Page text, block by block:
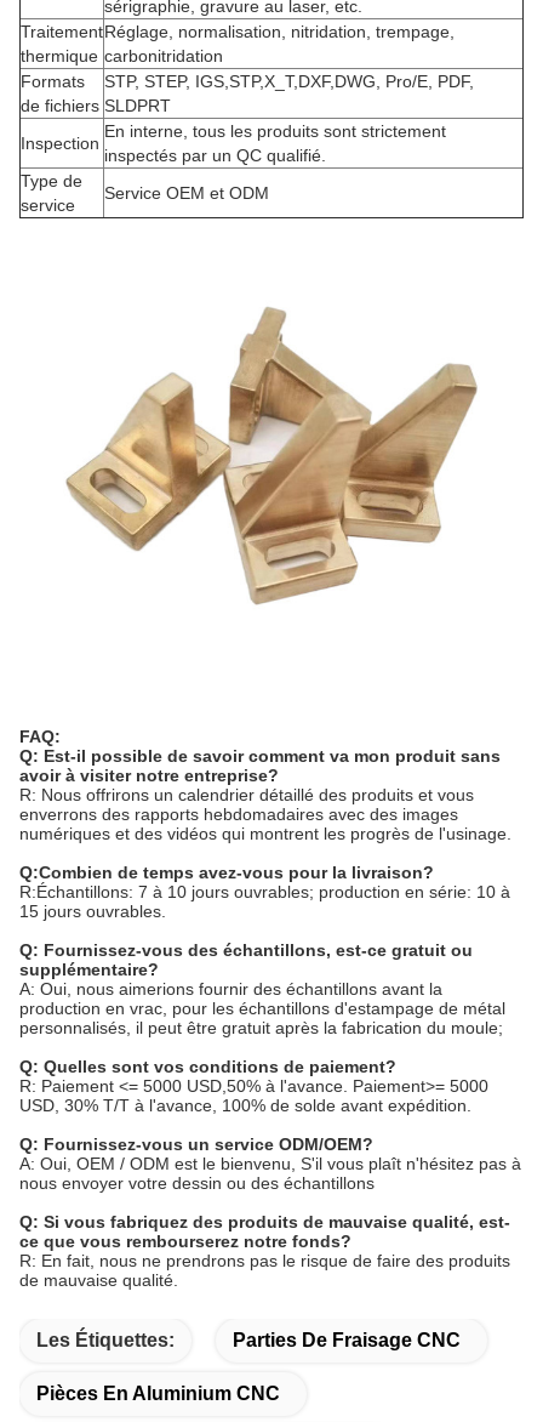
sérigraphie, gravure au laser, etc.
Traitement
thermique
Réglage, normalisation, nitridation, trempage,
carbonitridation
Formats
de fichiers
STP, STEP, IGS,STP,X_T,DXF,DWG, Pro/E, PDF,
SLDPRT
Inspection
En interne, tous les produits sont strictement
inspectés par un QC qualifié.
Type de
service
Service OEM et ODM
FAQ:
Q: Est-il possible de savoir comment va mon produit sans
avoir à visiter notre entreprise?
R: Nous offrirons un calendrier détaillé des produits et vous
enverrons des rapports hebdomadaires avec des images
numériques et des vidéos qui montrent les progrès de l'usinage.
Q:Combien de temps avez-vous pour la livraison?
R:Échantillons: 7 à 10 jours ouvrables; production en série: 10 à
15 jours ouvrables.
Q: Fournissez-vous des échantillons, est-ce gratuit ou
supplémentaire?
A: Oui, nous aimerions fournir des échantillons avant la
production en vrac, pour les échantillons d'estampage de métal
personnalisés, il peut être gratuit après la fabrication du moule;
Q: Quelles sont vos conditions de paiement?
R: Paiement <= 5000 USD,50% à l'avance. Paiement>= 5000
USD, 30% T/T à l'avance, 100% de solde avant expédition.
Q: Fournissez-vous un service ODM/OEM?
A: Oui, OEM / ODM est le bienvenu, S'il vous plaît n'hésitez pas à
nous envoyer votre dessin ou des échantillons
Q: Si vous fabriquez des produits de mauvaise qualité, est-
ce que vous rembourserez notre fonds?
R: En fait, nous ne prendrons pas le risque de faire des produits
de mauvaise qualité.
Les Étiquettes: Parties De Fraisage CNC
Pièces En Aluminium CNC